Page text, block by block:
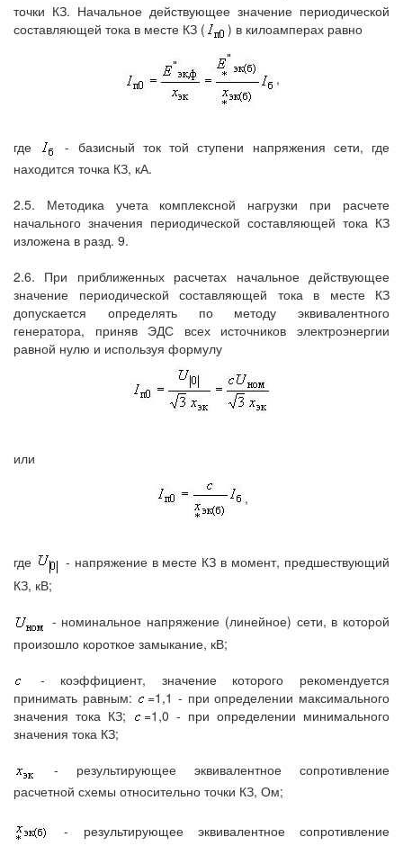
точки КЗ. Начальное действующее значение периодической
составляющей тока в месте КЗ (
) в килоамперах равно
,
где
- базисный ток той ступени напряжения сети, где
находится точка КЗ, кА.
2.5. Методика учета комплексной нагрузки при расчете
начального значения периодической составляющей тока КЗ
изложена в разд. 9.
2.6. При приближенных расчетах начальное действующее
значение периодической составляющей тока в месте КЗ
допускается определять по методу эквивалентного
генератора, приняв ЭДС всех источников электроэнергии
равной нулю и используя формулу
или
,
где
- напряжение в месте КЗ в момент, предшествующий
КЗ, кВ;
- номинальное напряжение (линейное) сети, в которой
произошло короткое замыкание, кВ;
- коэффициент, значение которого рекомендуется
принимать равным:
=1,1 - при определении максимального
значения тока КЗ;
=1,0 - при определении минимального
значения тока КЗ;
- результирующее эквивалентное сопротивление
расчетной схемы относительно точки КЗ, Ом;
- результирующее эквивалентное сопротивление